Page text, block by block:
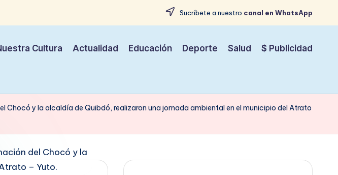
Sucríbete a nuestro canal en WhatsApp
Cultura Actualidad Educación Deporte Salud $ Publicidad
Chocó y la alcaldía de Quibdó, realizaron una jornada ambiental en el municipio del Atrato